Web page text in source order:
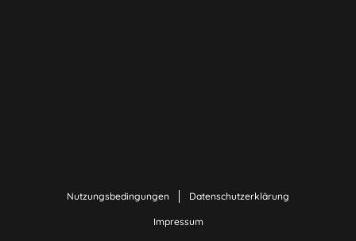
Nutzungsbedingungen Datenschutzerklärung
Impressum